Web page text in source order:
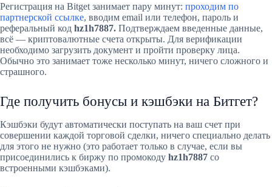
Регистрация на Bitget занимает пару минут: проходим по
партнерской ссылке, вводим email или телефон, пароль и
реферальный код hz1h7887. Подтверждаем введенные данные,
всё — криптовалютные счета открыты. Для верификации
необходимо загрузить документ и пройти проверку лица.
Обычно это занимает тоже несколько минут, ничего сложного и
страшного.
Где получить бонусы и кэшбэки на Битгет?
Кэшбэки будут автоматически поступать на ваш счет при
совершении каждой торговой сделки, ничего специально делать
для этого не нужно (это работает только в случае, если вы
присоединились к биржу по промокоду hz1h7887 со
встроенными кэшбэками).